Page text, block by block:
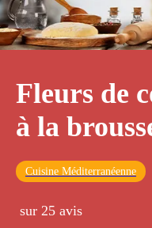
Fleurs de
à la
Cuisine Méditerranéenne
sur 25 avis